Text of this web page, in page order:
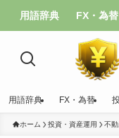
用語辞典 FX・為替
用語辞典 FX・為替
ホーム 投資・資産運用 不